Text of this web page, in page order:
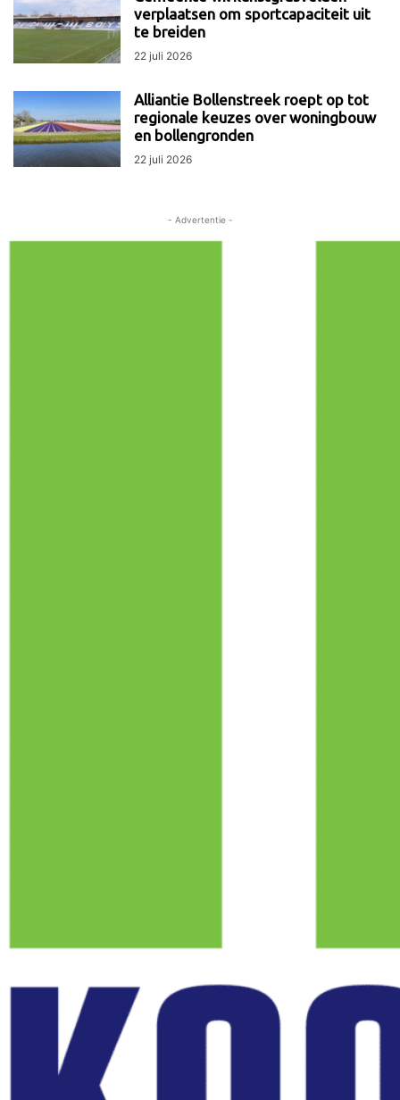
verplaatsen om sportcapaciteit uit
te breiden
22 juli 2026
Alliantie Bollenstreek roept op tot
regionale keuzes over woningbouw
en bollengronden
22 juli 2026
- Advertentie -